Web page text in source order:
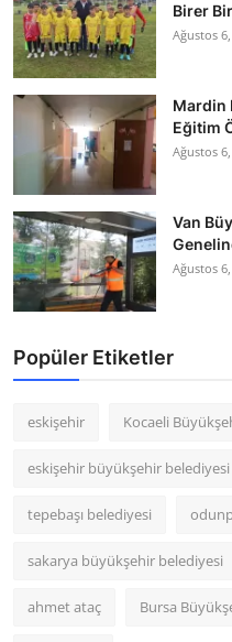
Birer
Ağustos
Mardin
Eğitim
Ağustos
Van
Ağustos
Popüler Etiketler
eskişehir Kocaeli
eskişehir büyükşehir belediyesi
tepebaşı belediyesi
sakarya büyükşehir belediyesi
ahmet ataç Bursa